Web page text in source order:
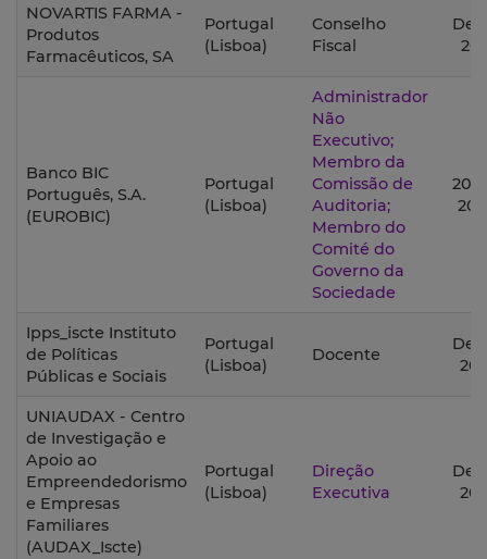
NOVARTIS FARMA -
Produtos
Farmacêuticos, SA
Portugal
(Lisboa)
Conselho
Fiscal
Banco BIC
Português, S.A.
(EUROBIC)
Portugal
(Lisboa)
Administrador
Não
Executivo;
Membro da
Comissão de
Auditoria;
Membro do
Comité do
Governo da
Sociedade
Ipps_iscte Instituto
de Políticas
Públicas e Sociais
Portugal
(Lisboa)
Docente
UNIAUDAX - Centro
de Investigação e
Apoio ao
Empreendedorismo
e Empresas
Familiares
(AUDAX_Iscte)
Portugal
(Lisboa)
Direção
Executiva